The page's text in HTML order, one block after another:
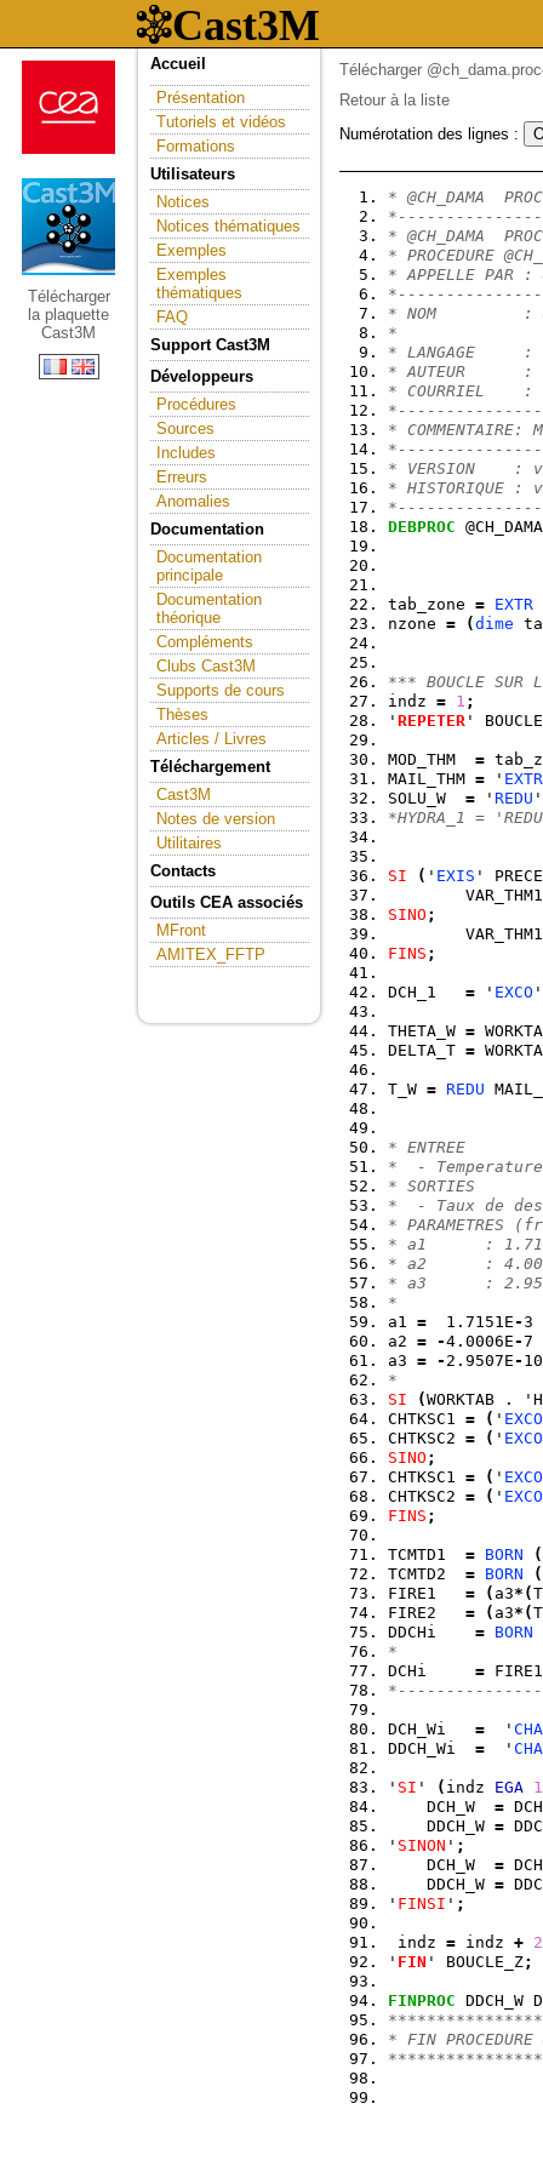
Télécharger
la plaquette
Cast3M
Accueil
Présentation
Tutoriels et vidéos
Formations
Utilisateurs
Notices
Notices thématiques
Exemples
Exemples
thématiques
FAQ
Support Cast3M
Développeurs
Procédures
Sources
Includes
Erreurs
Anomalies
Documentation
Documentation
principale
Documentation
théorique
Compléments
Clubs Cast3M
Supports de cours
Thèses
Articles / Livres
Téléchargement
Cast3M
Notes de version
Utilitaires
Contacts
Outils CEA associés
MFront
AMITEX_FFTP
Télécharger
Retour à la liste
Numérotation des lignes :
* @CH_DAMA
*
*
* APPELLE
* NOM
*
* LANGAGE
* AUTEUR
* COURRIEL
*
* VERSION
*
DEBPROC
tab_zone = EXTR
nzone = (dime
*** BOUCLE SUR
indz = 1 ;
' REPETER '
MOD_THM =
MAIL_THM = ' EXTR
SOLU_W = ' REDU '
*HYDRA_1 =
SI ( ' EXIS '
SINO ;
FINS ;
DCH_1 = ' EXCO '
THETA_W =
DELTA_T =
T_W = REDU
* ENTREE
*  -
*
*  - Taux de
*
* a1      :
* a2      :
* a3      :
*
a1 =
  1.7151E
-
a2 = -4.0006E-
a3 = - 2.9507E-
*
SI
(WORKTAB .
CHTKSC1 = ( ' EXCO
CHTKSC2 = ( ' EXCO
SINO ;
CHTKSC1 = ( ' EXCO
CHTKSC2 = ( ' EXCO
FINS ;
TCMTD1 = BORN
(
TCMTD2 = BORN
(
FIRE1 = ( a3* (
FIRE2 = ( a3* (
DDCHi = BORN
*
DCHi =
DCH_Wi =
  '
DDCH_Wi =
  '
' SI ' ( indz EGA 1
    DCH_W
=
    DDCH_W
=
' SINON ' ;
    DCH_W
=
    DDCH_W
=
' FINSI ' ;
indz = indz + 2
' FIN ' BOUCLE_Z;
FINPROC DDCH_W
* FIN PROCEDURE